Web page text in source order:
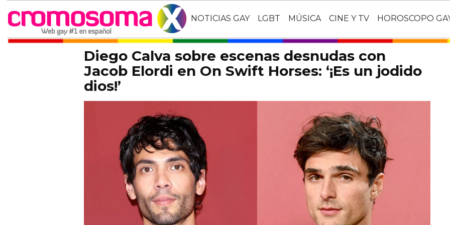
NOTICIAS GAY LGBT MÚSICA CINE Y TV HOROSCOPO
Diego Calva sobre escenas desnudas con
Jacob Elordi en On Swift Horses: ‘¡Es un jodido
dios!’